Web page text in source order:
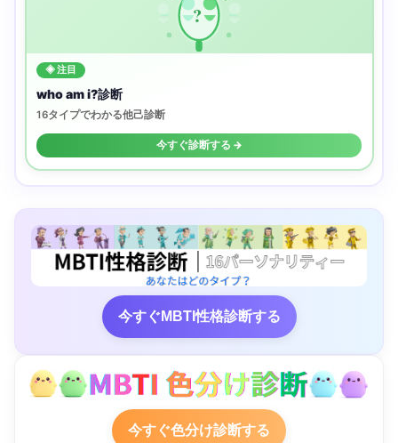
?
◈ 注目
who am i?診断
16タイプでわかる他己診断
今すぐ診断する →
今すぐMBTI性格診断する
今すぐ色分け診断する